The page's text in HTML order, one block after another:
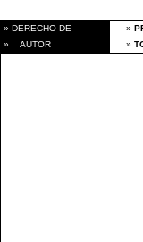
» DERECHO DE »
» AUTOR
»